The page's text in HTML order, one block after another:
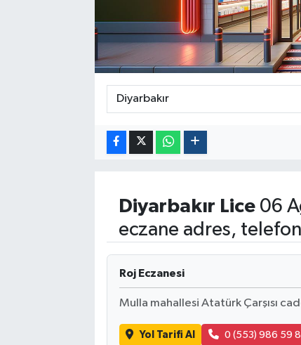
Diyarbakır Lice06
eczane adres,
Roj Eczanesi
Mulla mahallesi Atatürk Çarşısı
Yol Tarifi Al 0 (553) 986 59
2024 Seçim Sonuçları